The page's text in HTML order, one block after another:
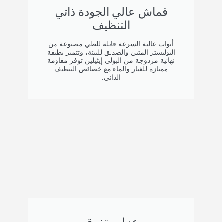
الباب مزود بإشارة أمان ضوئية حمراء لضمان
الرؤية. يتضمن ميزات توقف طارئ في حال
انقطاع التيار الكهربائي أو حالات الطوارئ. يعمل
الباب بأمان حتى في الظروف القاسية.
الحماية البيئية
قماش عالي الجودة ذاتي
التنظيف
أبواب عالية السرعة قابلة للطي مصنوعة من
البوليستر المتين والصديق للبيئة، وتتميز بطبقة
نهائية مزدوجة من البولي إيثيلين توفر مقاومة
ممتازة للغبار والماء مع خصائص التنظيف
الذاتي.